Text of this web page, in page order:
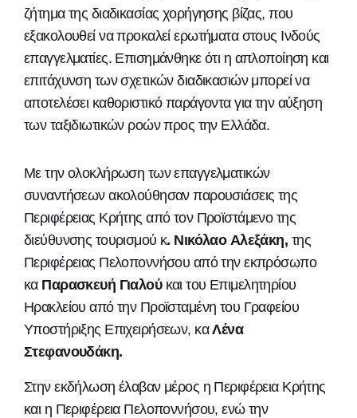
ζήτημα της διαδικασίας χορήγησης βίζας, που
εξακολουθεί να προκαλεί ερωτήματα στους Ινδούς
επαγγελματίες. Επισημάνθηκε ότι η απλοποίηση και
επιτάχυνση των σχετικών διαδικασιών μπορεί να
αποτελέσει καθοριστικό παράγοντα για την αύξηση
των ταξιδιωτικών ροών προς την Ελλάδα.
Με την ολοκλήρωση των επαγγελματικών
συναντήσεων ακολούθησαν παρουσιάσεις της
Περιφέρειας Κρήτης από τον Προϊστάμενο της
διεύθυνσης τουρισμού κ. Νικόλαο Αλεξάκη, της
Περιφέρειας Πελοποννήσου από την εκπρόσωπο
κα Παρασκευή Γιαλούκαι του Επιμελητηρίου
Ηρακλείου από την Προϊσταμένη του Γραφείου
Υποστήριξης Επιχειρήσεων, καΛένα
Στεφανουδάκη.
Στην εκδήλωση έλαβαν μέρος η Περιφέρεια Κρήτης
και η Περιφέρεια Πελοποννήσου, ενώ την